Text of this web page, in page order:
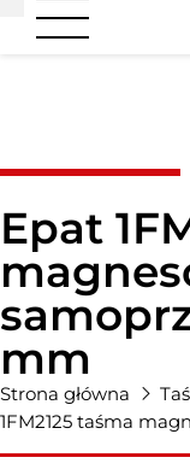
Epat
mm
Strona główna
1FM2125 taśma